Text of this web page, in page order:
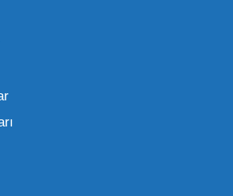
işletmenizin finansal olarak
yardımcı olur.
bir ürünü sorduğunda "yok"
zedeler. Profesyonel
satış ortağı ile çalışmak,